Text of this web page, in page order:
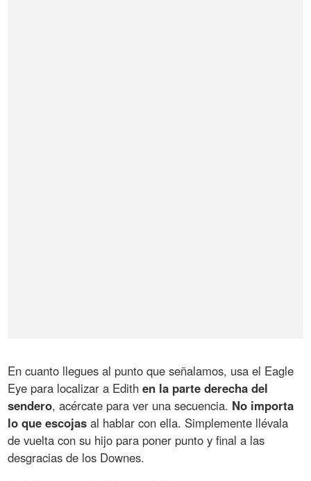
En cuanto llegues al punto que señalamos, usa el Eagle
Eye para localizar a Edithen la parte derecha del
sendero, acércate para ver una secuencia. No importa
lo que escojas al hablar con ella. Simplemente llévala
de vuelta con su hijo para poner punto y final a las
desgracias de los Downes.